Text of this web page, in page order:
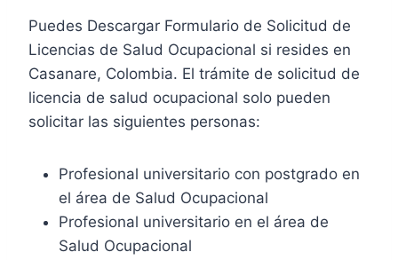
Puedes Descargar Formulario de Solicitud de
Licencias de Salud Ocupacional si resides en
Casanare, Colombia. El trámite de solicitud de
licencia de salud ocupacional solo pueden
solicitar las siguientes personas:
Profesional universitario con postgrado en
el área de Salud Ocupacional
Profesional universitario en el área de
Salud Ocupacional